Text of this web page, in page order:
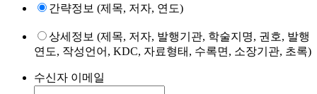
간략정보 (제목, 저자, 연도)
상세정보 (제목, 저자, 발행기관, 학술지명, 권호, 발행
연도, 작성언어, KDC, 자료형태, 수록면, 소장기관, 초록)
수신자 이메일